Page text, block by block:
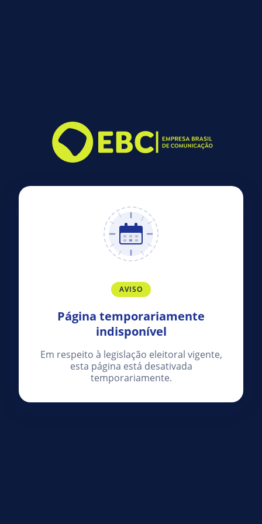
AVISO
Página temporariamente
indisponível
Em respeito à legislação eleitoral vigente,
esta página está desativada
temporariamente.